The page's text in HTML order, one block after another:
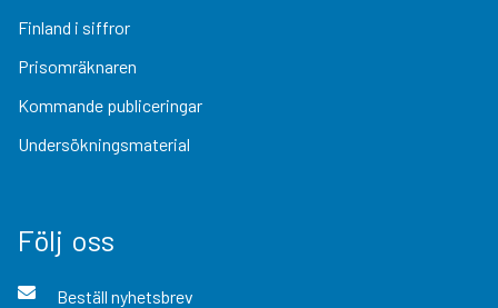
Finland i siffror
Prisomräknaren
Kommande publiceringar
Undersökningsmaterial
Följ oss
Beställ nyhetsbrev